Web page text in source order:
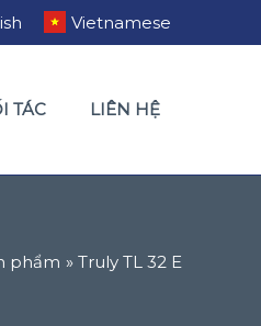
Vietnamese
TÁC LIÊN HỆ
phẩm Truly TL 32 E